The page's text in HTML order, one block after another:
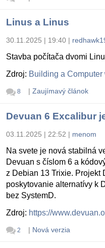
Linus a Linus
30.11.2025 | 19:40 |
Stavba počítača dvomi
Zdroj: Building a
8 | Zaujímavý článok
Devuan 6 Excalibur
03.11.2025 | 22:52 | menom
Na svete je nová stabilná
Devuan s číslom 6 a
z Debian 13 Trixie. Projekt
poskytovanie alternatívy k
bez SystemD.
Zdroj: https://
2 | Nová verzia